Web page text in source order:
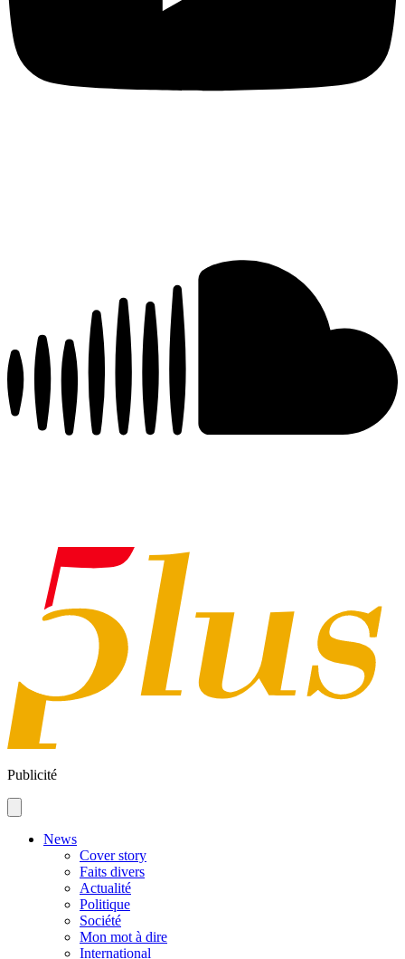
Publicité
News
Cover story
Faits divers
Actualité
Politique
Société
Mon mot à dire
International